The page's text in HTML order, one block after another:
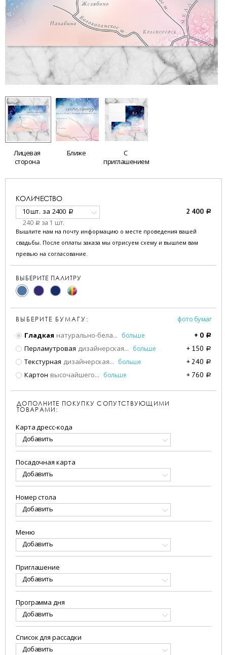
Лицевая
сторона
Ближе
С
приглашением
КОЛИЧЕСТВО
10 шт. за 2400 a
240 a за 1 шт.
2 400 a
Вышлите нам на почту информацию о месте проведения вашей
свадьбы. После оплаты заказа мы отрисуем схему и вышлем вам
превью на согласование.
ВЫБЕРИТЕ ПАЛИТРУ
ВЫБЕРИТЕ БУМАГУ:
фото бумаг
Гладкая натурально-бела... больше + 0 a
Перламутровая дизайнерская... больше + 150 a
Текстурная дизайнерская... больше + 240 a
Картон высочайшего... больше + 760 a
ДОПОЛНИТЕ ПОКУПКУ СОПУТСТВУЮЩИМИ
ТОВАРАМИ:
Карта дресс-кода
Добавить
Посадочная карта
Добавить
Номер стола
Добавить
Меню
Добавить
Приглашение
Добавить
Программа дня
Добавить
Список для рассадки
Добавить